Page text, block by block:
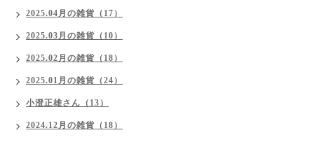
2025.04月の雑貨（17）
2025.03月の雑貨（10）
2025.02月の雑貨（18）
2025.01月の雑貨（24）
小澄正雄さん（13）
2024.12月の雑貨（18）